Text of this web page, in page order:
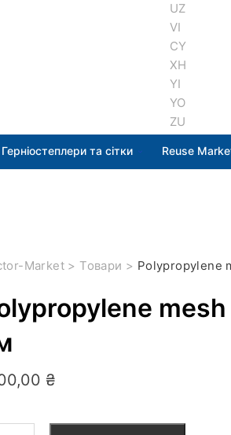
UZ
VI
CY
XH
YI
YO
ZU
Герніостеплери та сітки Reuse
Market> Товари > Polypropylene
₴